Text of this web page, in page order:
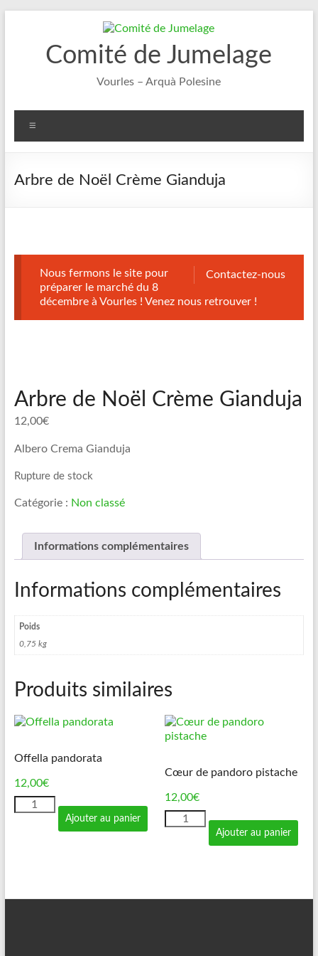
Comité de Jumelage
Vourles – Arquà Polesine
Arbre de Noël Crème Gianduja
Contactez-nous
Nous fermons le site pour
préparer le marché du 8
décembre à Vourles ! Venez nous retrouver !
Arbre de Noël Crème Gianduja
12,00€
Albero Crema Gianduja
Rupture de stock
Catégorie : Non classé
Informations complémentaires
Informations complémentaires
Poids
0,75 kg
Produits similaires
Offella pandorata
12,00€
quantité
de
Ajouter au panier
Cœur de pandoro pistache
12,00€
quantité
de
Ajouter au panier